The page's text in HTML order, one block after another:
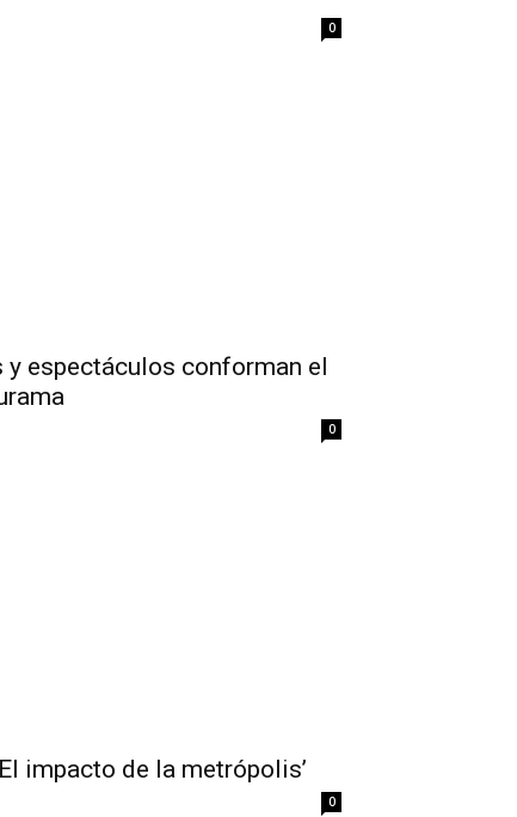
0
espectáculos conforman el
0
impacto de la metrópolis’
0